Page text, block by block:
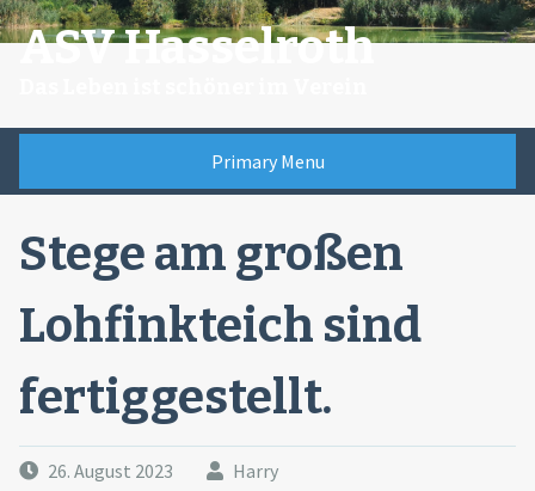
Skip
toASV Hasselroth
Primary Menu
Stege am großen
Lohfinkteich sind
fertiggestellt.
26. August 2023 Harry